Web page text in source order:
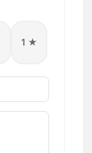
1 ★